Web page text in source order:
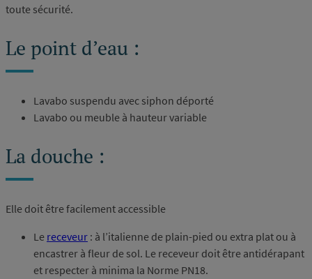
toute sécurité.
Le point d’eau :
Lavabo suspendu avec siphon déporté
Lavabo ou meuble à hauteur variable
La douche :
Elle doit être facilement accessible
Le receveur : à l’italienne de plain-pied ou extra plat ou à
encastrer à fleur de sol. Le receveur doit être antidérapant
et respecter à minima la Norme PN18.